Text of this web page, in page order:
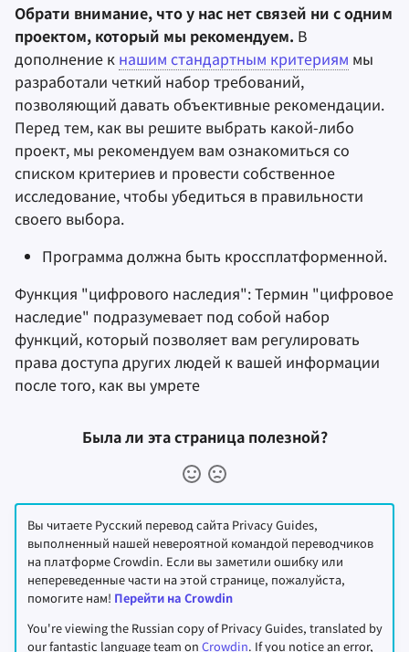
Обрати внимание, что у нас нет связей ни с одним
проектом, который мы рекомендуем. В
дополнение к нашим стандартным критериям мы
разработали четкий набор требований,
позволяющий давать объективные рекомендации.
Перед тем, как вы решите выбрать какой-либо
проект, мы рекомендуем вам ознакомиться со
списком критериев и провести собственное
исследование, чтобы убедиться в правильности
своего выбора.
Программа должна быть кроссплатформенной.
Функция "цифрового наследия": Термин "цифровое
наследие" подразумевает под собой набор
функций, который позволяет вам регулировать
права доступа других людей к вашей информации
после того, как вы умрете
Была ли эта страница полезной?
Вы читаете Русский перевод сайта Privacy Guides,
выполненный нашей невероятной командой переводчиков
на платформе Crowdin. Если вы заметили ошибку или
непереведенные части на этой странице, пожалуйста,
помогите нам! Перейти на Crowdin
You're viewing the Russian copy of Privacy Guides, translated by
our fantastic language team on Crowdin. If you notice an error,